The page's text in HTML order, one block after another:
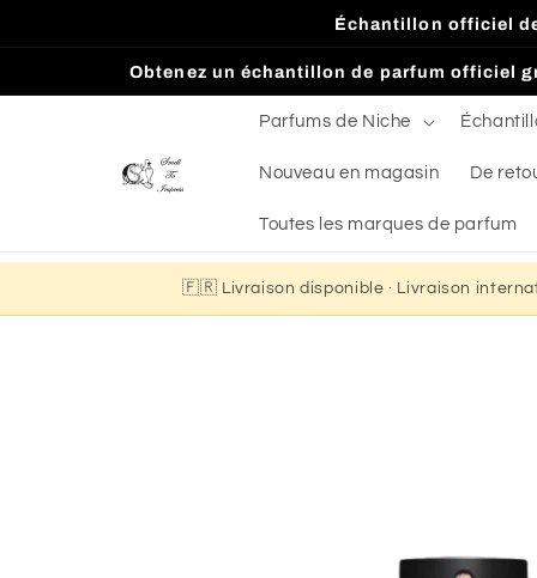
Échantillon officiel
Obtenez un échantillon de parfum officiel
Parfums de Niche
Nouveau en magasin De
Toutes les marques de parfum
🇫🇷 Livraison disponible · Livraison